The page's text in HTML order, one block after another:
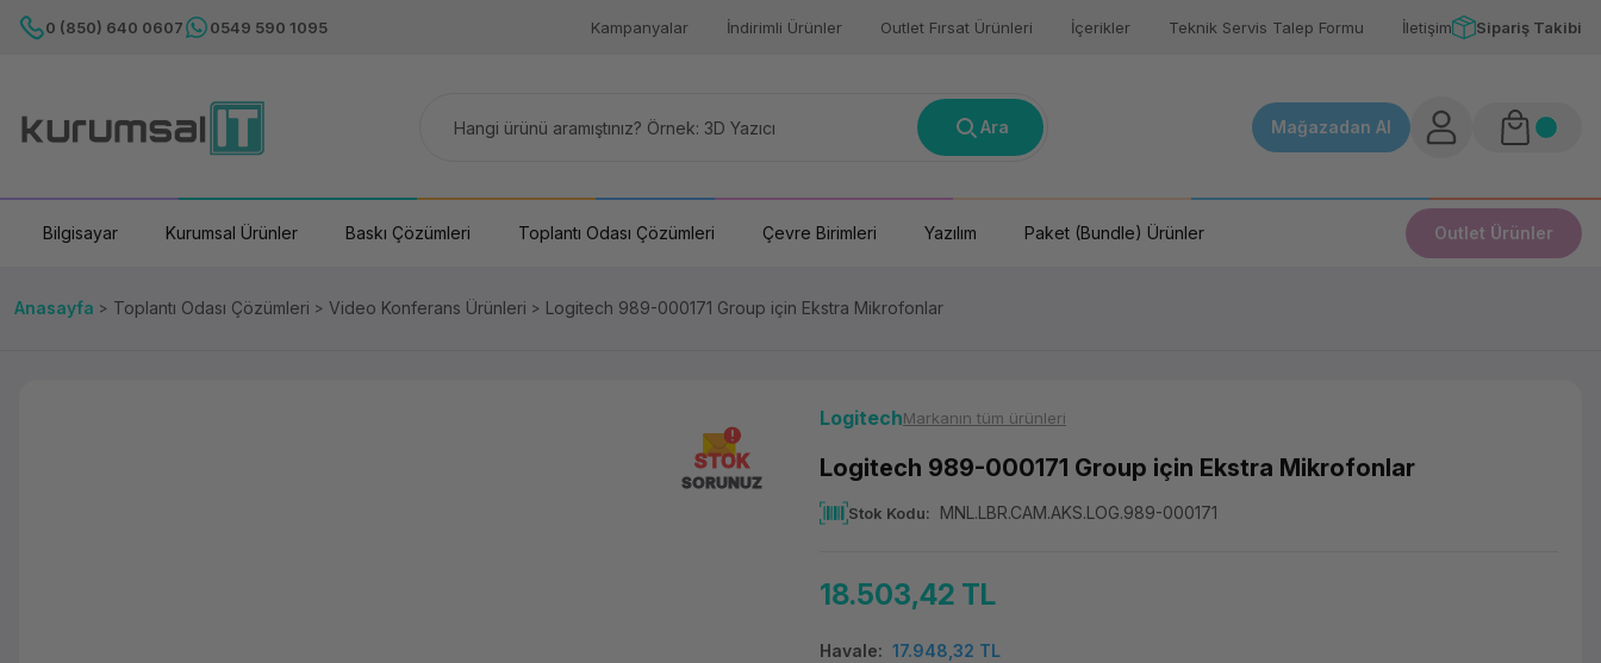
0 (850) 640 0607 0549 590 1095 Kampanyalar İndirimli Ürünler Outlet Fırsat Ürünleri İçerikler Teknik Servis Talep Formu İletişim Sipariş Takibi
Ara Mağazadan Al
Bilgisayar Kurumsal Ürünler Baskı Çözümleri Toplantı Odası Çözümleri Çevre Birimleri Yazılım Paket (Bundle) Ürünler Outlet Ürünler
Anasayfa Toplantı Odası Çözümleri Video Konferans Ürünleri Logitech 989-000171 Group için Ekstra Mikrofonlar
STOK
SORUNUZ
LogitechMarkanın tüm ürünleri
Logitech 989-000171 Group için Ekstra Mikrofonlar
Stok Kodu MNL.LBR.CAM.AKS.LOG.989-000171
18.503,42 TL
Havale 17.948,32 TL